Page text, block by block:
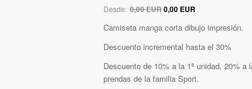
Desde: 0,00 EUR0,00 EUR
Camiseta manga corta dibujo impresión.
Descuento incremental hasta el 30%
Descuento de 10% a la 1ª unidad, 20%
prendas de la familia Sport.